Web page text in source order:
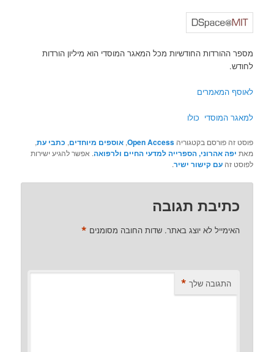
מספר ההורדות החודשיות מכל המאגר המוסדי הוא מיליון הורדות
לחודש.
לאוסף המאמרים
למאגר המוסדי כולו
פוסט זה פורסם בקטגוריהOpen Access
,אוספים מיוחדים, כתבי עת,
מאת יפה אהרוני, הספרייה למדעי החיים ולרפואה. אפשר להגיע ישירות
לפוסט זהעם קישור ישיר.
כתיבת תגובה
האימייל לא יוצג באתר. שדות החובה מסומנים *
התגובה שלך *